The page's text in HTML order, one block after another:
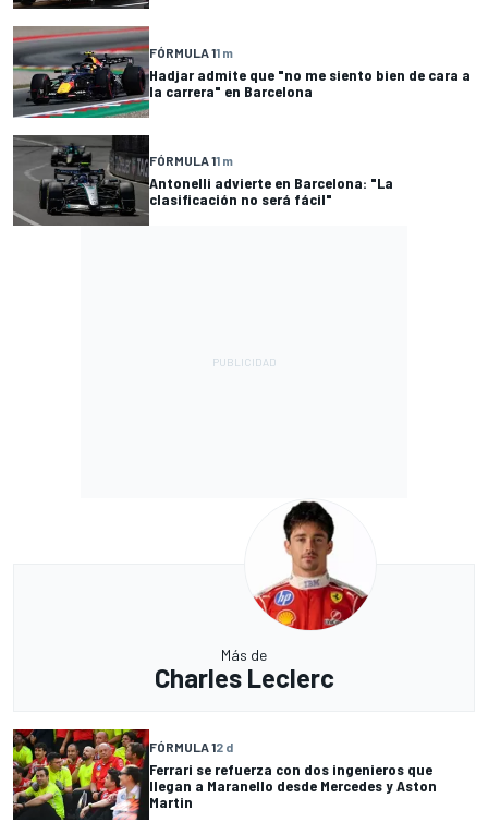
FÓRMULA 11 m
Hadjar admite que "no me siento bien de cara a
la carrera" en Barcelona
FÓRMULA 11 m
Antonelli advierte en Barcelona: "La
clasificación no será fácil"
Más de
Charles Leclerc
FÓRMULA 12 d
Ferrari se refuerza con dos ingenieros que
llegan a Maranello desde Mercedes y Aston
Martin